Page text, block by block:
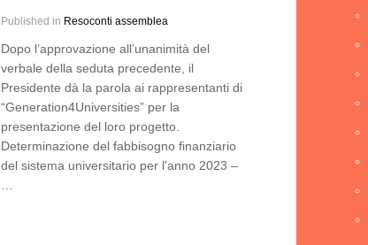
Published in Resoconti assemblea
Dopo l’approvazione all’unanimità del
verbale della seduta precedente, il
Presidente dà la parola ai rappresentanti di
“Generation4Universities” per la
presentazione del loro progetto.
Determinazione del fabbisogno finanziario
del sistema universitario per l'anno 2023 –